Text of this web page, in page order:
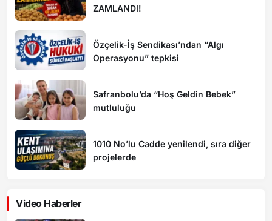
ZAMLANDI!
Özçelik-İş Sendikası’ndan “Algı
Operasyonu” tepkisi
Safranbolu’da “Hoş Geldin Bebek”
mutluluğu
1010 No’lu Cadde yenilendi, sıra diğer
projelerde
Video Haberler